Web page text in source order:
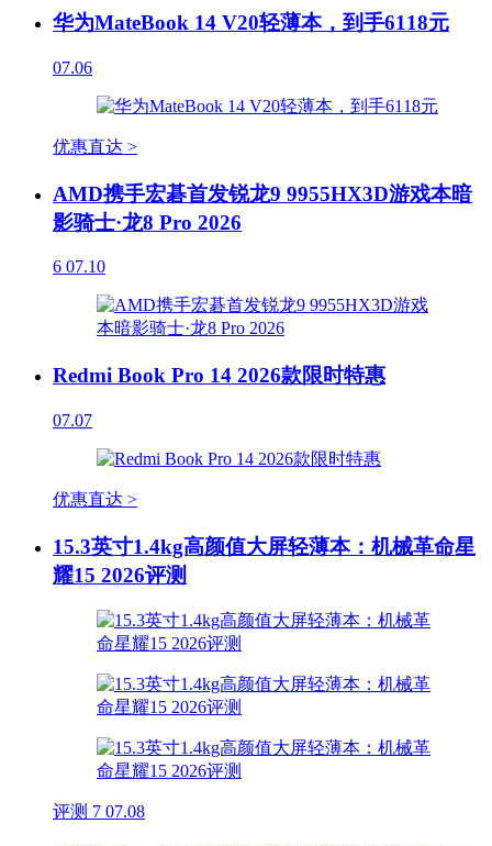
华为MateBook 14 V20轻薄本，到手6118元
07.06
优惠直达 >
AMD携手宏碁首发锐龙9 9955HX3D游戏本暗
影骑士·龙8 Pro 2026
6 07.10
Redmi Book Pro 14 2026款限时特惠
07.07
优惠直达 >
15.3英寸1.4kg高颜值大屏轻薄本：机械革命星
耀15 2026评测
评测 7 07.08